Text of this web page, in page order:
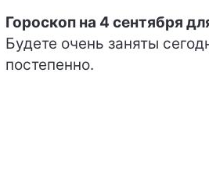
Гороскоп на 4 сентября
Будете очень заняты
постепенно.